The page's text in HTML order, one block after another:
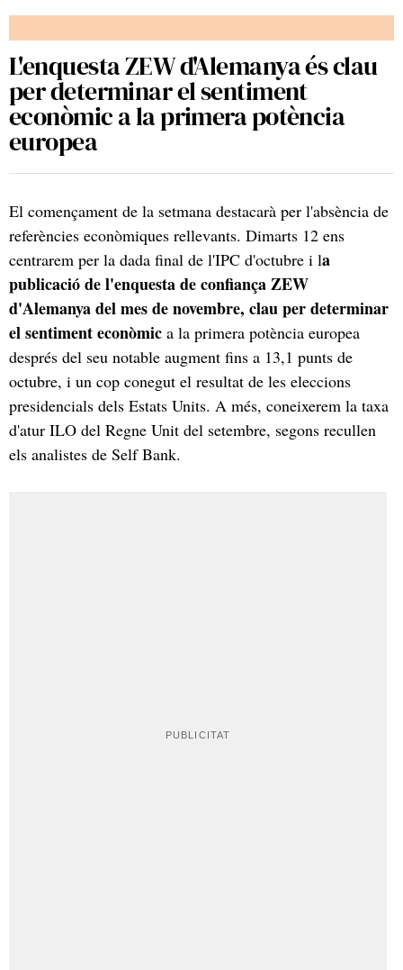
L'enquesta ZEW d'Alemanya és clau
per determinar el sentiment
econòmic a la primera potència
europea
El començament de la setmana destacarà per l'absència de
referències econòmiques rellevants. Dimarts 12 ens
centrarem per la dada final de l'IPC d'octubre i la
publicació de l'enquesta de confiança ZEW
d'Alemanya del mes de novembre, clau per determinar
el sentiment econòmic a la primera potència europea
després del seu notable augment fins a 13,1 punts de
octubre, i un cop conegut el resultat de les eleccions
presidencials dels Estats Units. A més, coneixerem la taxa
d'atur ILO del Regne Unit del setembre, segons recullen
els analistes de Self Bank.